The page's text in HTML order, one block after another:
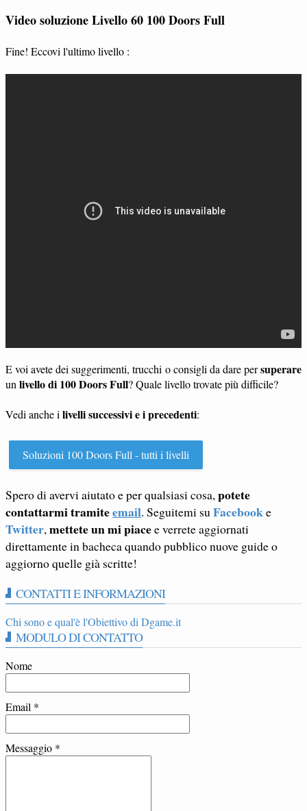
Video soluzione Livello 60 100 Doors Full
Fine! Eccovi l'ultimo livello :
E voi avete dei suggerimenti, trucchi o consigli da dare persuperare
un livello di 100 Doors Full? Quale livello trovate più difficile?
Vedi anche i livelli successivi e i precedenti:
Soluzioni 100 Doors Full - tutti i livelli
Spero di avervi aiutato e per qualsiasi cosa, potete
contattarmi tramiteemail. Seguitemi su Facebooke
Twitter, mettete un mi piacee verrete aggiornati
direttamente in bacheca quando pubblico nuove guide o
aggiorno quelle già scritte!
CONTATTI E INFORMAZIONI
Chi sono e qual'è l'Obiettivo di Dgame.it
MODULO DI CONTATTO
Nome
Email *
Messaggio *